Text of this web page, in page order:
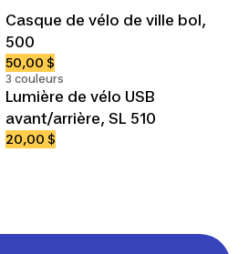
Casque de vélo de ville bol,
500
50,00 $
3 couleurs
Lumière de vélo USB
avant/arrière, SL 510
20,00 $